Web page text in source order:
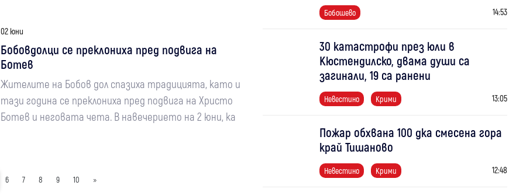
02 юни
Бобовдолци се преклониха пред подвига на
Ботев
Жителите на Бобов дол спазиха традицията, като и
тази година се преклониха пред подвига на Христо
Ботев и неговата чета. В навечерието на 2 юни, ка
6 7 8 9 10 »
Бобошево 14:53
30 катастрофи през юли в
Кюстендилско, двама души са
загинали, 19 са ранени
Невестино Крими 13:05
Пожар обхвана 100 дка смесена гора
край Тишаново
Невестино Крими 12:48